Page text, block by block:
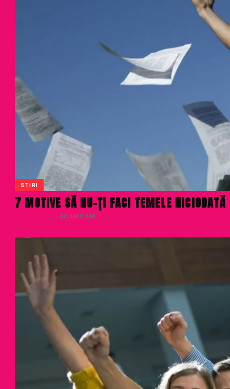
STIRI
7 MOTIVE SĂ NU-ȚI FACI TEMELE NICIODATĂ
· ACUM 11 ANI